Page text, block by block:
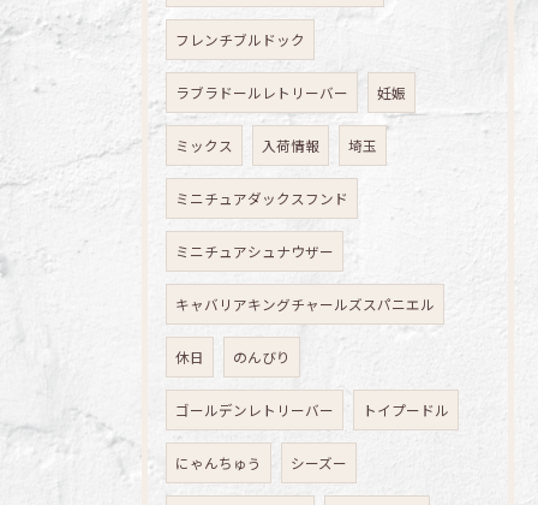
フレンチブルドック
ラブラドールレトリーバー 妊娠
ミックス 入荷情報 埼玉
ミニチュアダックスフンド
ミニチュアシュナウザー
キャバリアキングチャールズスパニエル
休日 のんびり
ゴールデンレトリーバー トイプードル
にゃんちゅう シーズー